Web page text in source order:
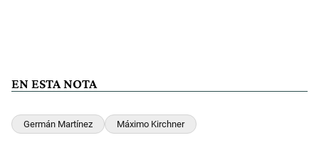
EN ESTA NOTA
Germán Martínez Máximo Kirchner